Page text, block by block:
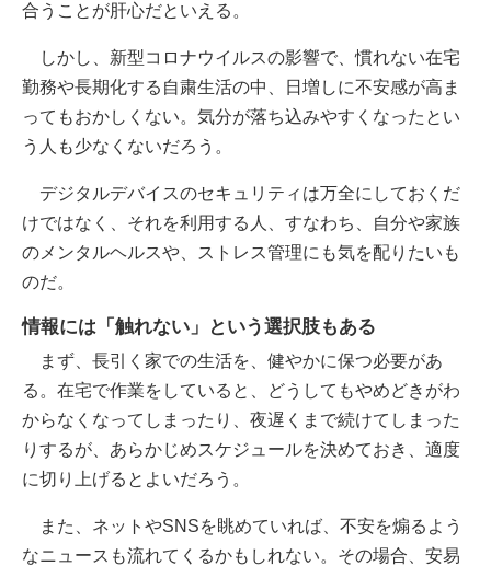
合うことが肝心だといえる。
しかし、新型コロナウイルスの影響で、慣れない在宅
勤務や長期化する自粛生活の中、日増しに不安感が高ま
ってもおかしくない。気分が落ち込みやすくなったとい
う人も少なくないだろう。
デジタルデバイスのセキュリティは万全にしておくだ
けではなく、それを利用する人、すなわち、自分や家族
のメンタルヘルスや、ストレス管理にも気を配りたいも
のだ。
情報には「触れない」という選択肢もある
まず、長引く家での生活を、健やかに保つ必要があ
る。在宅で作業をしていると、どうしてもやめどきがわ
からなくなってしまったり、夜遅くまで続けてしまった
りするが、あらかじめスケジュールを決めておき、適度
に切り上げるとよいだろう。
また、ネットやSNSを眺めていれば、不安を煽るよう
なニュースも流れてくるかもしれない。その場合、安易